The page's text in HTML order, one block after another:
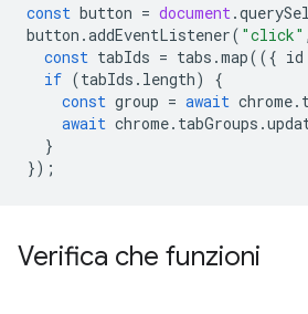
const button = document.
button .addEventListener( "click" ,
const tabIds = tabs .map(({ id
if (tabIds . length)
{
const group = await chrome.
await chrome. tabGroups .
}
});
Verifica che funzioni